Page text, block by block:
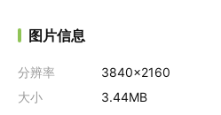
图片信息
分辨率
3840x2160
大小
3.44MB